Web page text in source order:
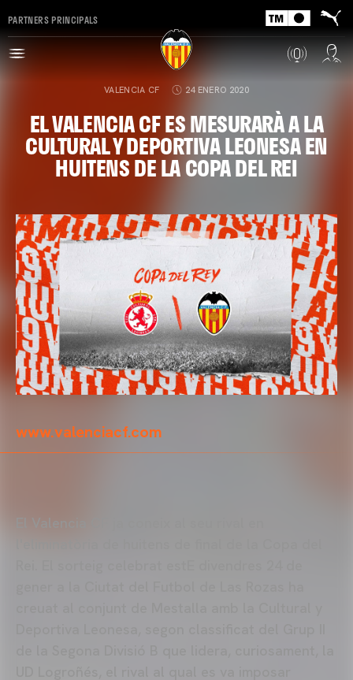
PARTNERS PRINCIPALS
VALENCIA CF 24 ENERO 2020
EL VALENCIA CF ES MESURARÀ A LA
CULTURAL Y DEPORTIVA LEONESA EN
HUITENS DE LA COPA DEL REI
www.valenciacf.com
El Valencia CF ja coneix al seu rival en